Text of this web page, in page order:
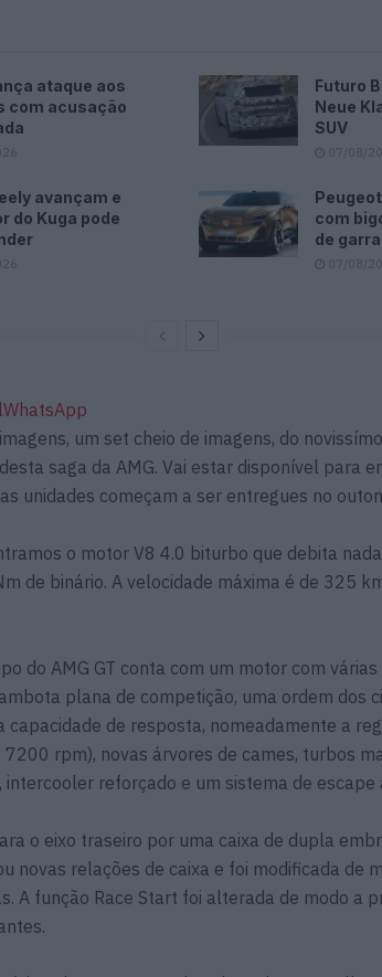
ataque aos
com acusação
Futuro
Neue
SUV
07/08/
avançam e
do Kuga pode
com
de
07/08/
WhatsApp
um set cheio de imagens, do
saga da AMG. Vai estar disponível para
unidades começam a ser entregues no
o motor V8 4.0 biturbo que debita
de binário. A velocidade máxima é de 325
do AMG GT conta com um motor com
plana de competição, uma ordem dos
capacidade de resposta, nomeadamente a
7200 rpm), novas árvores de cames, turbos
reforçado e um sistema de escape
o eixo traseiro por uma caixa de dupla
novas relações de caixa e foi modificada de
A função Race Start foi alterada de modo a